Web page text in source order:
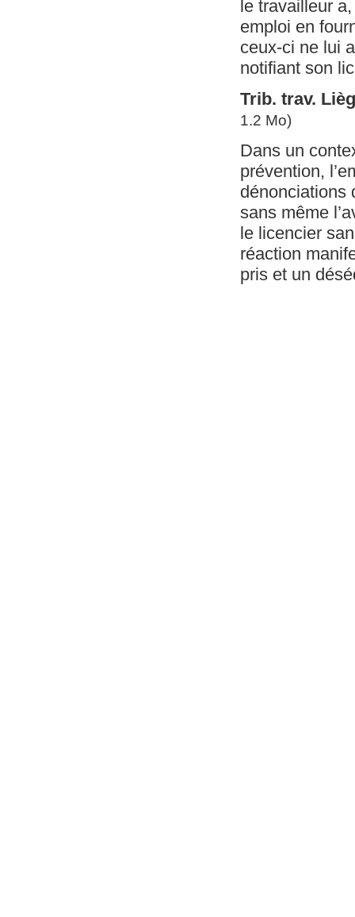
le travailleur
emploi en
ceux-ci ne lui
notifiant son
Trib. trav.
1.2 Mo)
Dans un
prévention,
dénonciations
sans même
le licencier
réaction
pris et un